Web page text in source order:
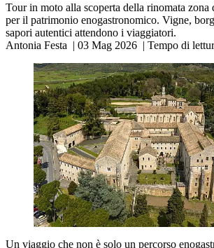
Tour in moto alla scoperta della rinomata zona
per il patrimonio enogastronomico. Vigne,
sapori autentici attendono i viaggiatori.
Antonia Festa | 03 Mag 2026 | Tempo di
Un viaggio che non è solo un percorso